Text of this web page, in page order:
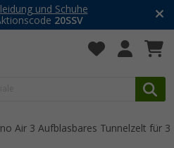
und Schuhe
20SSV
Air 3 Aufblasbares Tunnelzelt für 3